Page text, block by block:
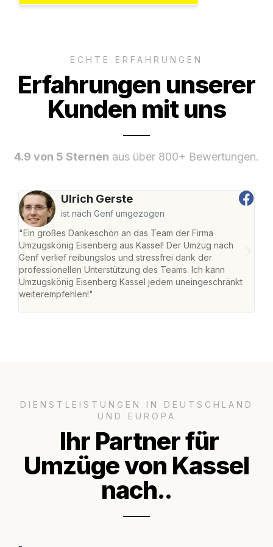
ECHTE ERFAHRUNGEN
Erfahrungen unserer
Kunden mit uns
4.9 von 5 Sternen aus über 800+ Bewertungen.
Ulrich Gerste
ist nach Genf umgezogen
"Ein großes Dankeschön an das Team der Firma
Umzugskönig Eisenberg aus Kassel! Der Umzug nach
Genf verlief reibungslos und stressfrei dank der
professionellen Unterstützung des Teams. Ich kann
Umzugskönig Eisenberg Kassel jedem uneingeschränkt
weiterempfehlen!"
DIENSTLEISTUNGEN IN DEUTSCHLAND
UND EUROPA
Ihr Partner für
Umzüge von Kassel
nach..